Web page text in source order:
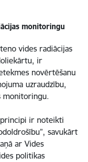
monitoringu
vides radiācijas
ir
novērtēšanu
uzraudzību,
monitoringu.
ir noteikti
savukārt
ar Vides
politikas